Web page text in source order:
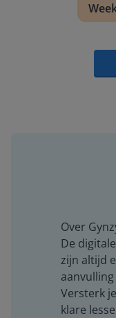
Over
De
zijn altijd
Versterk
klare